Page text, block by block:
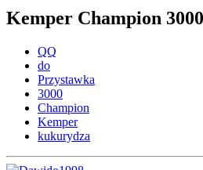
Kemper Champion 3000
QQ
do
Przystawka
3000
Champion
Kemper
kukurydza